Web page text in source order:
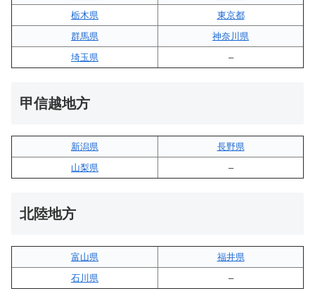
栃木県
東京都
群馬県
神奈川県
埼玉県
–
甲信越地方
新潟県
長野県
山梨県
–
北陸地方
富山県
福井県
石川県
–